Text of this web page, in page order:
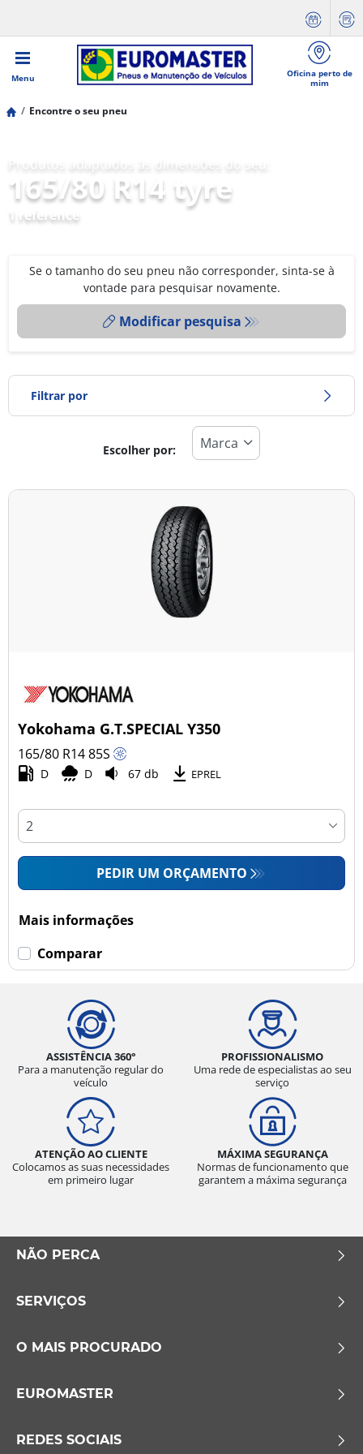
Menu
Oficina perto de
mim
Encontre o seu pneu
165/80 R14 tyre
1 reference
Se o tamanho do seu pneu não corresponder, sinta-se à
vontade para pesquisar novamente.
Modificar pesquisa
Filtrar por
Todos os tipos (1)
Todas as estações (0)
Ligeiro (1)
Esvaziamento limitado
Runflat (0)
Mais opções
Escolher por:
Yokohama G.T.SPECIAL Y350
165/80 R1485S
D D 67 db EPREL
PEDIR UM ORÇAMENTO
Mais informações
Comparar
ASSISTÊNCIA 360°
Para a manutenção regular do
veículo
PROFISSIONALISMO
Uma rede de especialistas ao seu
serviço
ATENÇÃO AO CLIENTE
Colocamos as suas necessidades
em primeiro lugar
MÁXIMA SEGURANÇA
Normas de funcionamento que
garantem a máxima segurança
NÃO PERCA
SERVIÇOS
O MAIS PROCURADO
EUROMASTER
REDES SOCIAIS